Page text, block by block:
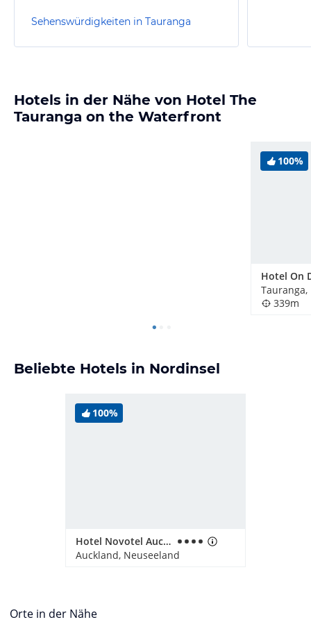
Sehenswürdigkeiten in Tauranga
Hotels in der Nähe von Hotel The
Tauranga on the Waterfront
100%
339m
Beliebte Hotels in Nordinsel
100%
Hotel Novotel Auckland Airport
Auckland, Neuseeland
Orte in der Nähe